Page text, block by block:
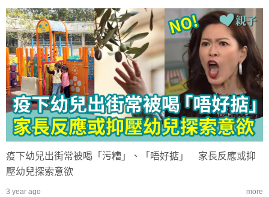
疫下幼兒出街常被喝「污糟」、「唔好掂」 家長反應或抑
壓幼兒探索意欲
3 year ago more